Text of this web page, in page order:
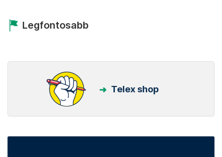
Legfontosabb
Telex shop